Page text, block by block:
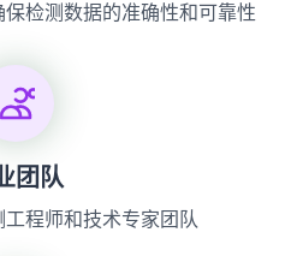
检测数据的准确性和可靠性
团队
程师和技术专家团队